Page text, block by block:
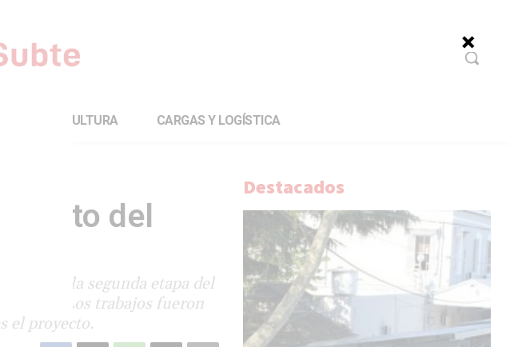
CULTURA CARGAS Y LOGÍSTICA
del
de la segunda etapa del
Aires. Los trabajos fueron
el proyecto.
Destacados